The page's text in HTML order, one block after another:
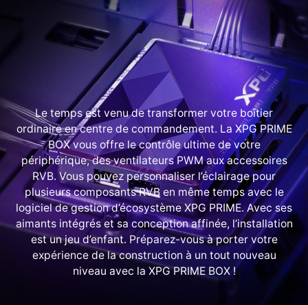
Le temps est venu de transformer votre boîtier
ordinaire en centre de commandement. La XPG PRIME
BOX vous offre le contrôle ultime de votre
périphérique, des ventilateurs PWM aux accessoires
RVB. Vous pouvez personnaliser l’éclairage pour
plusieurs composants RVB en même temps avec le
logiciel de gestion d’écosystème XPG PRIME. Avec ses
aimants intégrés et sa conception affinée, l’installation
est un jeu d’enfant. Préparez-vous à porter votre
expérience de la construction à un tout nouveau
niveau avec la XPG PRIME BOX !